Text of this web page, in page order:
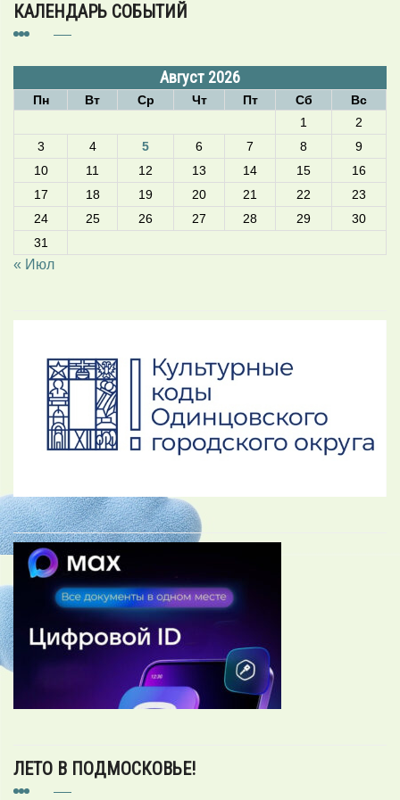
КАЛЕНДАРЬ СОБЫТИЙ
Август 2026
Пн Вт Ср Чт Пт Сб
Вс
1
2
3
4 5 6 7 8
9
10
11 12 13 14 15
16
17
18 19 20 21 22
23
24
25 26 27 28 29
30
31
« Июл
ЛЕТО В ПОДМОСКОВЬЕ!